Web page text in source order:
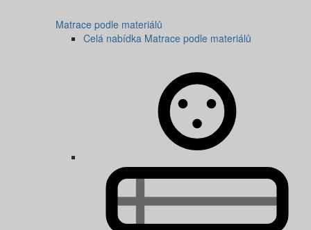
Matrace podle materiálů
Celá nabídka Matrace podle materiálů